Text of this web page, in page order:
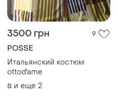
3500 грн 9
POSSE
Итальянский костюм
ottod'ame
S и еще 2